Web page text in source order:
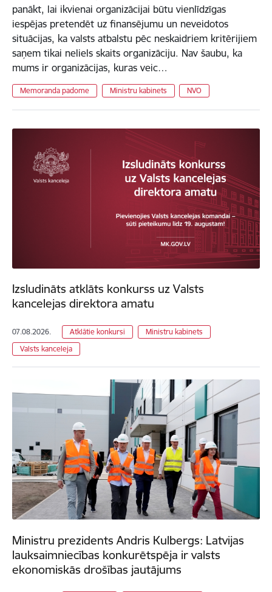
panākt, lai ikvienai organizācijai būtu vienlīdzīgas
iespējas pretendēt uz finansējumu un neveidotos
situācijas, ka valsts atbalstu pēc neskaidriem kritērijiem
saņem tikai neliels skaits organizāciju. Nav šaubu, ka
mums ir organizācijas, kuras veic…
Memoranda padome Ministru kabinets NVO
Izsludināts atklāts konkurss uz Valsts
kancelejas direktora amatu
07.08.2026. Atklātie konkursi
Ministru kabinets
Valsts kanceleja
Ministru prezidents Andris Kulbergs: Latvijas
lauksaimniecības konkurētspēja ir valsts
ekonomiskās drošības jautājums